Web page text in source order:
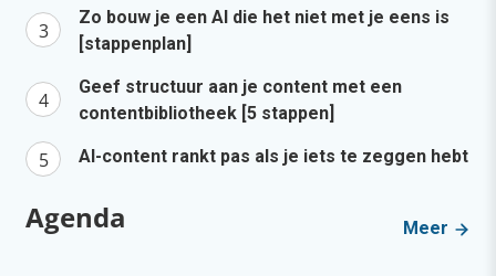
Zo bouw je een AI die het niet met je eens is
[stappenplan]
Geef structuur aan je content met een
contentbibliotheek [5 stappen]
AI-content rankt pas als je iets te zeggen hebt
Agenda Meer